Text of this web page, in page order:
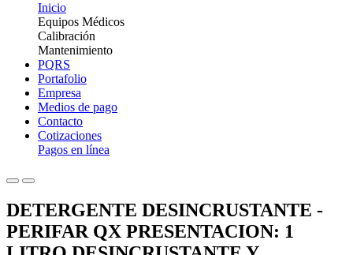
Inicio
Equipos Médicos
Calibración
Mantenimiento
PQRS
Portafolio
Empresa
Medios de pago
Contacto
Cotizaciones
Pagos en línea
DETERGENTE DESINCRUSTANTE -
PERIFAR QX PRESENTACION: 1